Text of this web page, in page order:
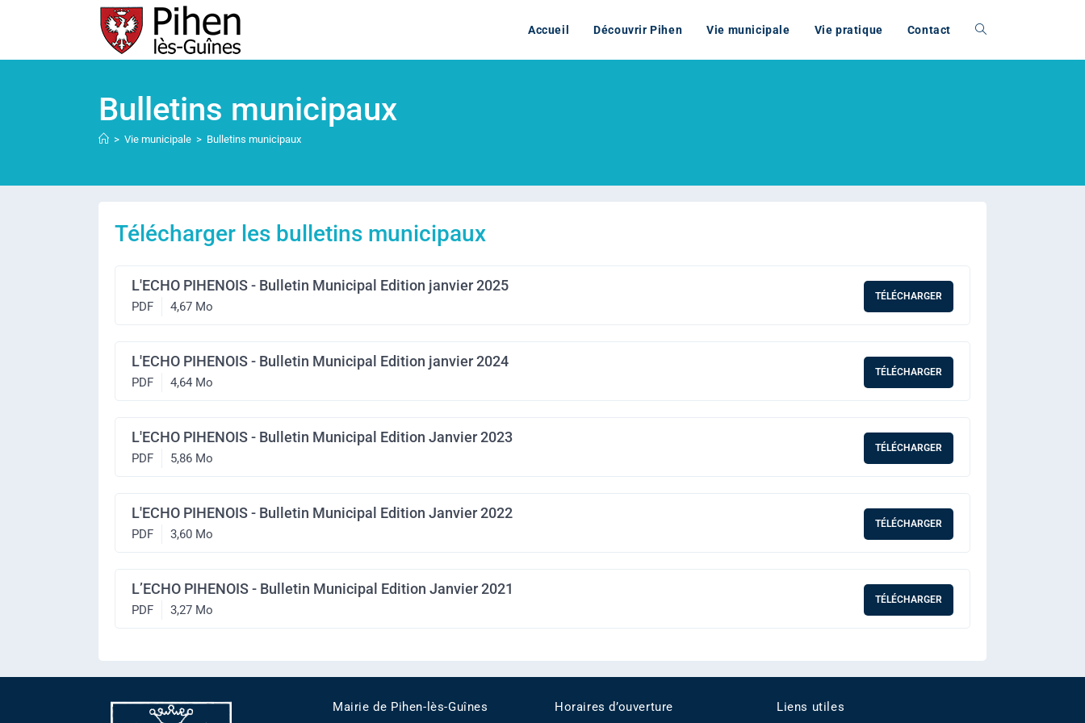
Accueil Découvrir Pihen Vie municipale Vie pratique Contact
Bulletins municipaux
> Vie municipale > Bulletins municipaux
Télécharger les bulletins municipaux
L'ECHO PIHENOIS - Bulletin Municipal Edition janvier 2025
PDF 4,67 Mo
TÉLÉCHARGER
L'ECHO PIHENOIS - Bulletin Municipal Edition janvier 2024
PDF 4,64 Mo
TÉLÉCHARGER
L'ECHO PIHENOIS - Bulletin Municipal Edition Janvier 2023
PDF 5,86 Mo
TÉLÉCHARGER
L'ECHO PIHENOIS - Bulletin Municipal Edition Janvier 2022
PDF 3,60 Mo
TÉLÉCHARGER
L’ECHO PIHENOIS - Bulletin Municipal Edition Janvier 2021
PDF 3,27 Mo
TÉLÉCHARGER
Mairie de Pihen-lès-Guînes Horaires d’ouverture Liens utiles